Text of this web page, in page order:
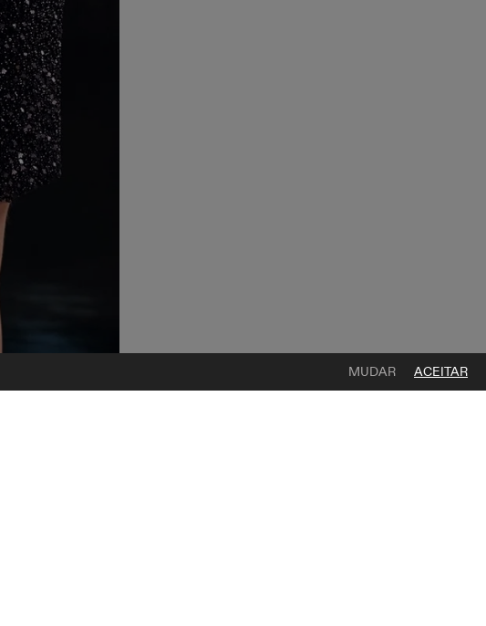
MUDAR ACEITAR